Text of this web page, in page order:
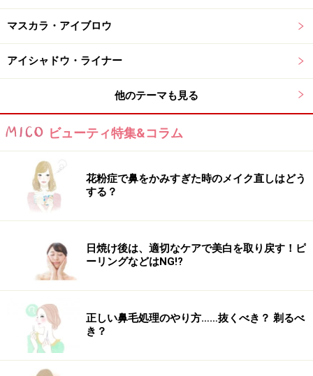
◎。
先端に向かってすべらせるように塗ると自然とまつ毛を
セパレートしながらすっと自まつ毛が伸びたように長さ
が出ます。
ディーアップ パーフェクト エクステンション マスカラ
1500円（税抜）／ ディー・アップ
ルキープ力の高さも◎
瞬間ロック成分と形状記憶ポリマーが塗った瞬間にカールを
固定
マスカラ・アイブロウ
アイシャドウ・ライナー
他のテーマも見る
ビューティ特集&コラム
花粉症で鼻をかみすぎた時のメイク直しはどう
する？
日焼け後は、適切なケアで美白を取り戻す！ピ
ーリングなどはNG!?
正しい鼻毛処理のやり方……抜くべき？ 剃るべ
き？